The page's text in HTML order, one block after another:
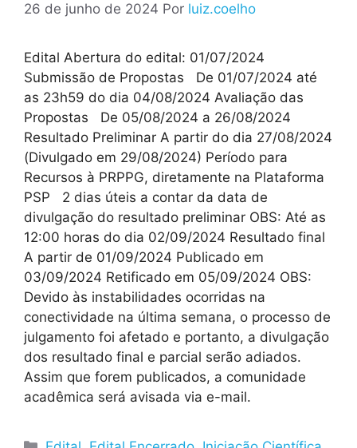
26 de junho de 2024 Por luiz.coelho
Edital Abertura do edital: 01/07/2024
Submissão de Propostas De 01/07/2024 até
as 23h59 do dia 04/08/2024 Avaliação das
Propostas De 05/08/2024 a 26/08/2024
Resultado Preliminar A partir do dia 27/08/2024
(Divulgado em 29/08/2024) Período para
Recursos à PRPPG, diretamente na Plataforma
PSP 2 dias úteis a contar da data de
divulgação do resultado preliminar OBS: Até as
12:00 horas do dia 02/09/2024 Resultado final
A partir de 01/09/2024 Publicado em
03/09/2024 Retificado em 05/09/2024 OBS:
Devido às instabilidades ocorridas na
conectividade na última semana, o processo de
julgamento foi afetado e portanto, a divulgação
dos resultado final e parcial serão adiados.
Assim que forem publicados, a comunidade
acadêmica será avisada via e-mail.